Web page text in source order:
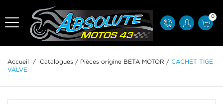
0
Accueil / Catalogues / Pièces origine BETA MOTOR / CACHET TIGE
VALVE